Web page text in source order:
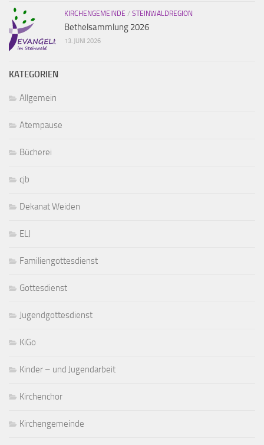
KIRCHENGEMEINDE / STEINWALDREGION
Bethelsammlung 2026
13. JUNI 2026
KATEGORIEN
Allgemein
Atempause
Bücherei
cjb
Dekanat Weiden
ELJ
Familiengottesdienst
Gottesdienst
Jugendgottesdienst
KiGo
Kinder – und Jugendarbeit
Kirchenchor
Kirchengemeinde